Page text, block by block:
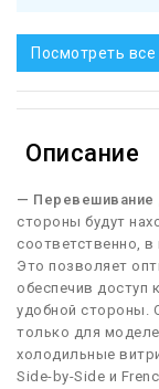
Посмотреть все
Описание
— Перевешивание
стороны будут
соответственно,
Это позволяет
обеспечив доступ
удобной стороны.
только для
холодильные
Side-by-Side и